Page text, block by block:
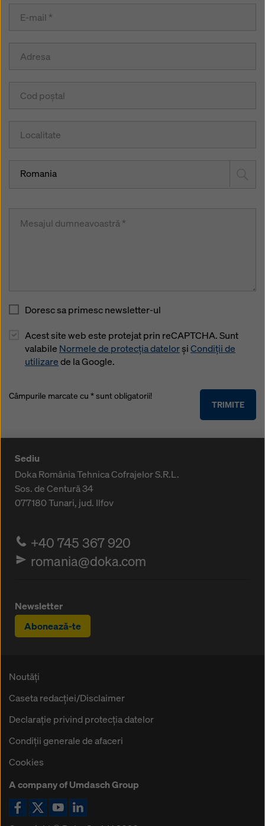
Romania
Doresc sa primesc newsletter-ul
Acest site web este protejat prin reCAPTCHA. Sunt
valabile Normele de protecția datelorșiCondiții de
utilizarede la Google.
TRIMITE
Câmpurile marcate cu * sunt obligatorii!
Sediu
Doka România Tehnica Cofrajelor S.R.L.
Sos. de Centură 34
077180Tunari, jud. Ilfov
+40 745 367 920
romania@doka.com
Newsletter
Abonează-te
Noutăți
Caseta redacţiei/Disclaimer
Declaraţie privind protecţia datelor
Condiţii generale de afaceri
Cookies
A company of Umdasch Group
Icoană Facebook
Icoană XIcoană YouTube
Icoană LinkedIn